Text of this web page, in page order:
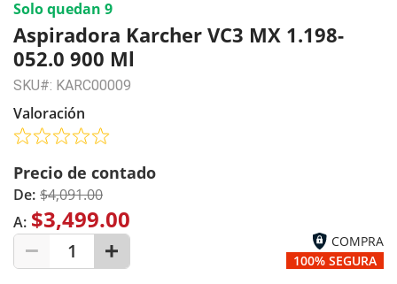
Solo quedan 9
Aspiradora Karcher VC3 MX 1.198-
052.0 900 Ml
SKU#: KARC00009
Valoración
Precio de contado
De: $4,091.00
A: $3,499.00
1
COMPRA
100% SEGURA